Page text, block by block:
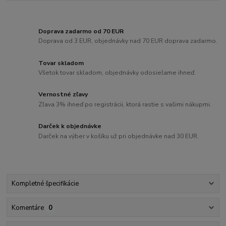
Doprava zadarmo od 70 EUR
Doprava od 3 EUR, objednávky nad 70 EUR doprava zadarmo.
Tovar skladom
Všetok tovar skladom, objednávky odosielame ihneď.
Vernostné zľavy
Zľava 3% ihneď po registrácii, ktorá rastie s vašimi nákupmi.
Darček k objednávke
Darček na výber v košíku už pri objednávke nad 30 EUR.
Kompletné špecifikácie
Komentáre 0